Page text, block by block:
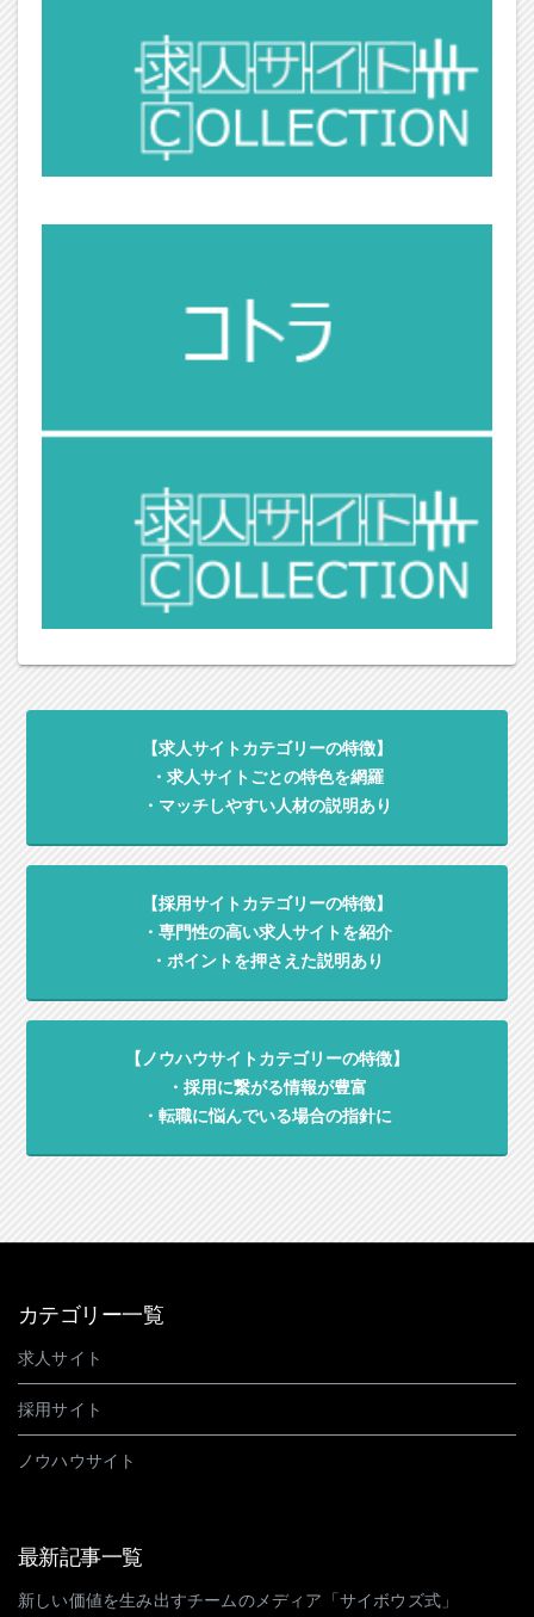
【求人サイトカテゴリーの特徴】
・求人サイトごとの特色を網羅
・マッチしやすい人材の説明あり
【採用サイトカテゴリーの特徴】
・専門性の高い求人サイトを紹介
・ポイントを押さえた説明あり
【ノウハウサイトカテゴリーの特徴】
・採用に繋がる情報が豊富
・転職に悩んでいる場合の指針に
カテゴリー一覧
求人サイト
採用サイト
ノウハウサイト
最新記事一覧
新しい価値を生み出すチームのメディア「サイボウズ式」